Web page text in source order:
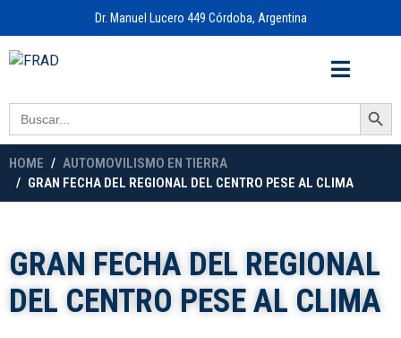
Dr. Manuel Lucero 449 Córdoba, Argentina
Search
for:
Search Button
HOME
AUTOMOVILISMO EN TIERRA
GRAN FECHA DEL REGIONAL DEL CENTRO PESE AL CLIMA
GRAN FECHA DEL REGIONAL
DEL CENTRO PESE AL CLIMA